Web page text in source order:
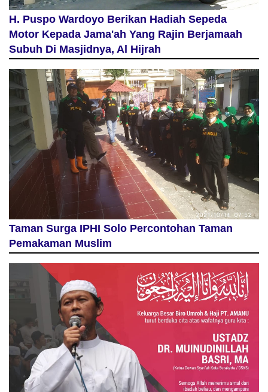
H. Puspo Wardoyo Berikan Hadiah Sepeda
Motor Kepada Jama'ah Yang Rajin Berjamaah
Subuh Di Masjidnya, Al Hijrah
Taman Surga IPHI Solo Percontohan Taman
Pemakaman Muslim